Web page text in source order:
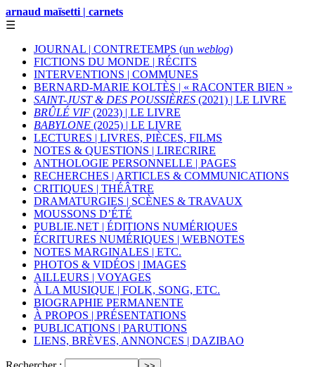
arnaud maïsetti | carnets
☰
JOURNAL | CONTRETEMPS (un weblog)
FICTIONS DU MONDE | RÉCITS
INTERVENTIONS | COMMUNES
BERNARD-MARIE KOLTÈS | « RACONTER BIEN »
SAINT-JUST & DES POUSSIÈRES (2021) | LE LIVRE
BRÛLÉ VIF (2023) | LE LIVRE
BABYLONE (2025) | LE LIVRE
LECTURES | LIVRES, PIÈCES, FILMS
NOTES & QUESTIONS | LIRECRIRE
ANTHOLOGIE PERSONNELLE | PAGES
RECHERCHES | ARTICLES & COMMUNICATIONS
CRITIQUES | THÉÂTRE
DRAMATURGIES | SCÈNES & TRAVAUX
MOUSSONS D’ÉTÉ
PUBLIE.NET | ÉDITIONS NUMÉRIQUES
ÉCRITURES NUMÉRIQUES | WEBNOTES
NOTES MARGINALES | ETC.
PHOTOS & VIDÉOS | IMAGES
AILLEURS | VOYAGES
À LA MUSIQUE | FOLK, SONG, ETC.
BIOGRAPHIE PERMANENTE
À PROPOS | PRÉSENTATIONS
PUBLICATIONS | PARUTIONS
LIENS, BRÈVES, ANNONCES | DAZIBAO